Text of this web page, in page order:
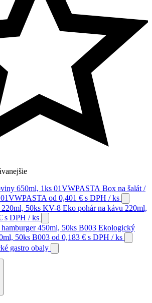
Box na šalát /
od 0,401 € s DPH / ks
Eko pohár na kávu 220ml,
s DPH / ks
Ekologický
50ks B003 od 0,183 € s DPH / ks